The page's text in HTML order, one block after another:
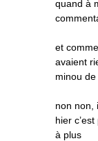
quand à
et
avaient
minou
non non,
hier
à plus